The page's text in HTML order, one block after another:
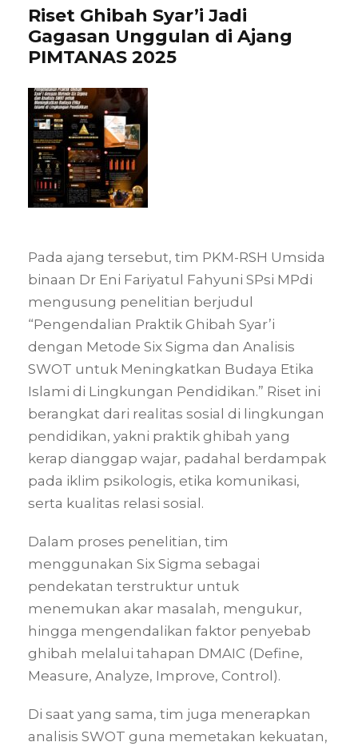
Riset Ghibah Syar’i Jadi
Gagasan Unggulan di Ajang
PIMTANAS 2025
Pada ajang tersebut, tim PKM-RSH Umsida
binaan Dr Eni Fariyatul Fahyuni SPsi MPdi
mengusung penelitian berjudul
“Pengendalian Praktik Ghibah Syar’i
dengan Metode Six Sigma dan Analisis
SWOT untuk Meningkatkan Budaya Etika
Islami di Lingkungan Pendidikan.” Riset ini
berangkat dari realitas sosial di lingkungan
pendidikan, yakni praktik ghibah yang
kerap dianggap wajar, padahal berdampak
pada iklim psikologis, etika komunikasi,
serta kualitas relasi sosial.
Dalam proses penelitian, tim
menggunakan Six Sigma sebagai
pendekatan terstruktur untuk
menemukan akar masalah, mengukur,
hingga mengendalikan faktor penyebab
ghibah melalui tahapan DMAIC (Define,
Measure, Analyze, Improve, Control).
Di saat yang sama, tim juga menerapkan
analisis SWOT guna memetakan kekuatan,